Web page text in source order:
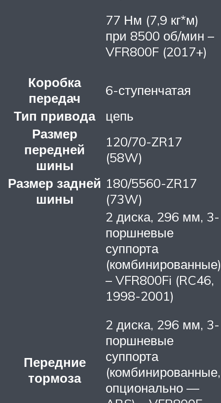
77 Нм (7,9 кг*м)
при 8500 об/мин –
VFR800F (2017+)
Коробка
передач
6-ступенчатая
Тип привода
цепь
Размер
передней
шины
120/70-ZR17
(58W)
Размер задней
шины
180/5560-ZR17
(73W)
Передние
тормоза
2 диска, 296 мм, 3-
поршневые
суппорта
(комбинированные)
– VFR800Fi (RC46,
1998-2001)
2 диска, 296 мм, 3-
поршневые
суппорта
(комбинированные,
опционально —